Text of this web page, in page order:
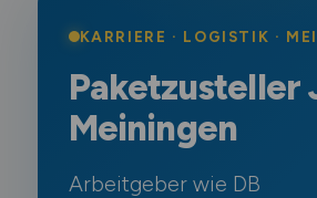
KARRIERE · LOGISTIK ·
Paketzusteller
Meiningen
Arbeitgeber wie DB